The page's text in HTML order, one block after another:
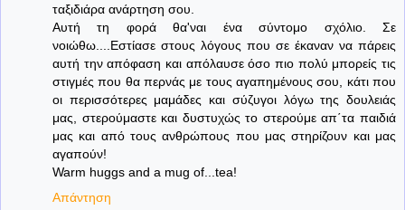
ταξιδιάρα ανάρτηση σου.
Αυτή τη φορά θα'ναι ένα σύντομο σχόλιο. Σε
νοιώθω....Εστίασε στους λόγους που σε έκαναν να πάρεις
αυτή την απόφαση και απόλαυσε όσο πιο πολύ μπορείς τις
στιγμές που θα περνάς με τους αγαπημένους σου, κάτι που
οι περισσότερες μαμάδες και σύζυγοι λόγω της δουλειάς
μας, στερούμαστε και δυστυχώς το στερούμε απ΄τα παιδιά
μας και από τους ανθρώπους που μας στηρίζουν και μας
αγαπούν!
Warm huggs and a mug of...tea!
Απάντηση